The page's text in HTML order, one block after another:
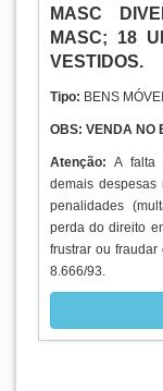
MASC
MASC; 18
VESTIDOS.
Tipo: BENS
OBS: VENDA NO
Atenção:A falta
demais
penalidades
perda do direito
frustrar ou fraudar
8.666/93.